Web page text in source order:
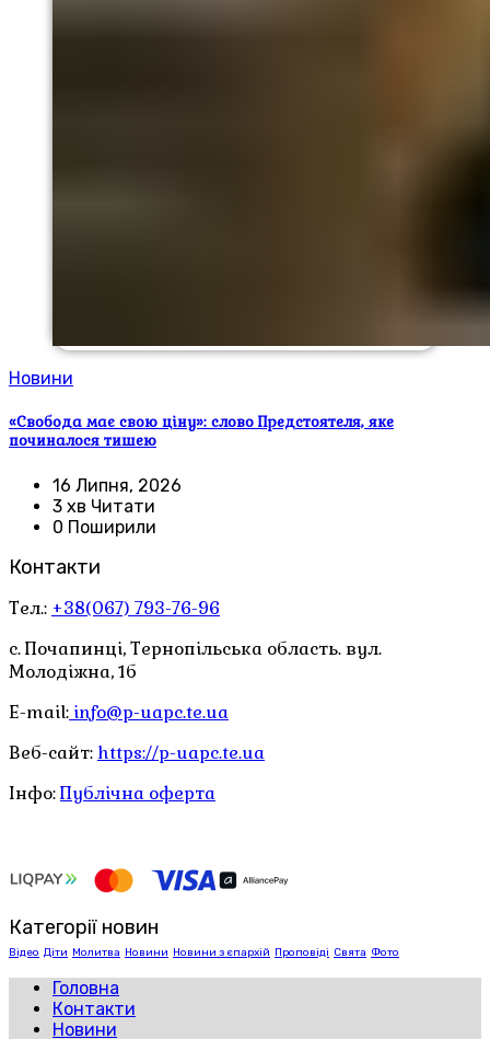
Новини
«Свобода має свою ціну»: слово Предстоятеля, яке
починалося тишею
16 Липня, 2026
3 хв Читати
0 Поширили
Контакти
Тел.: +38(067) 793-76-96
с. Почапинці, Тернопільська область. вул.
Молодіжна, 1б
E-mail: info@p-uapc.te.ua
Веб-сайт: https://p-uapc.te.ua
Інфо:Публічна оферта
Категорії новин
Відео Діти Молитва Новини Новини з єпархій Проповіді Свята Фото
Головна
Контакти
Новини